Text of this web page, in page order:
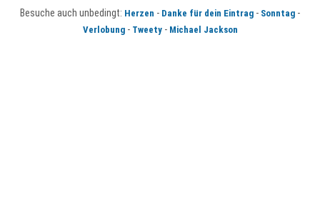
Besuche auch unbedingt: Herzen - Danke für dein Eintrag - Sonntag -
Verlobung- Tweety- Michael Jackson